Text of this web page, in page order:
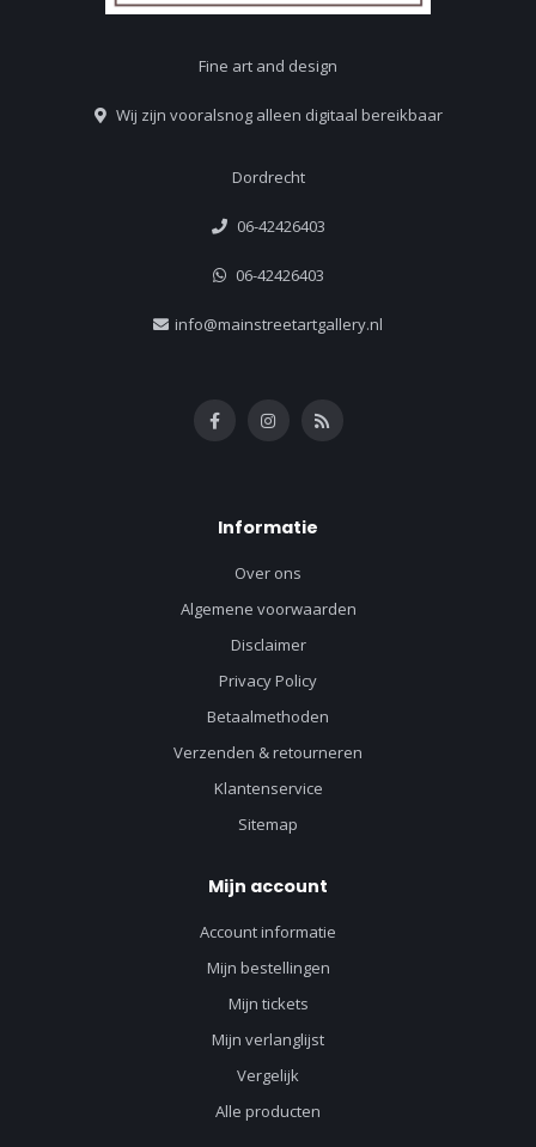
Fine art and design
Wij zijn vooralsnog alleen digitaal bereikbaar
Dordrecht
06-42426403
06-42426403
info@mainstreetartgallery.nl
Informatie
Over ons
Algemene voorwaarden
Disclaimer
Privacy Policy
Betaalmethoden
Verzenden & retourneren
Klantenservice
Sitemap
Mijn account
Account informatie
Mijn bestellingen
Mijn tickets
Mijn verlanglijst
Vergelijk
Alle producten